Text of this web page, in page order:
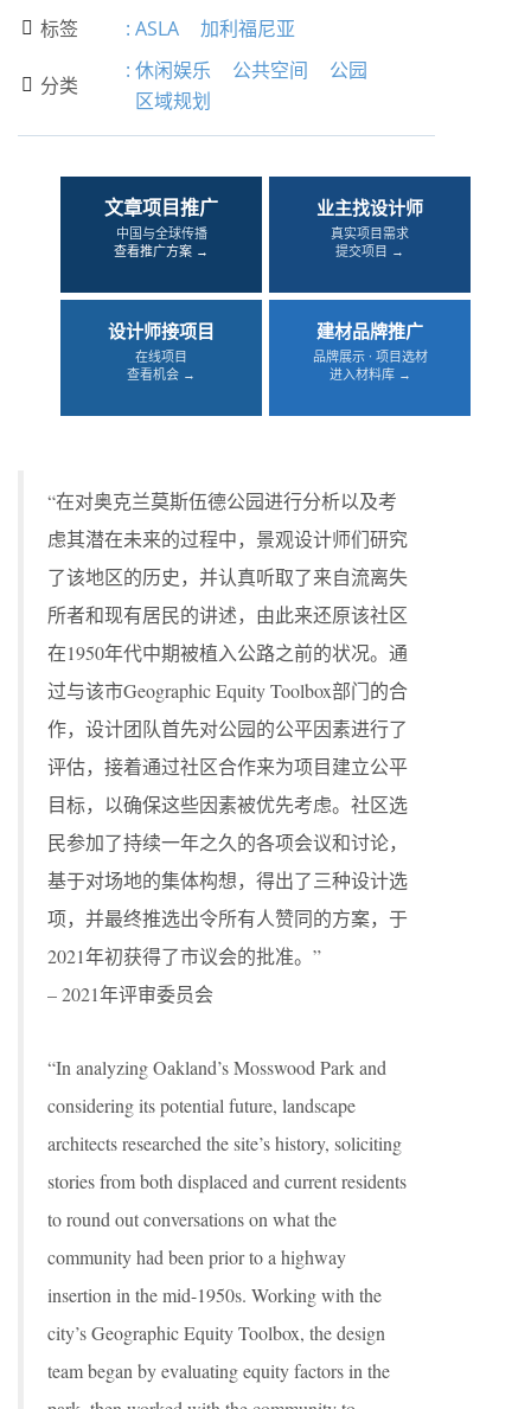
 标签 : ASLA 加利福尼亚
 分类
: 休闲娱乐 公共空间
公园
区域规划
文章项目推广
中国与全球传播
查看推广方案 →
业主找设计师
真实项目需求
提交项目 →
设计师接项目
在线项目
查看机会 →
建材品牌推广
品牌展示 · 项目选材
进入材料库 →
“在对奥克兰莫斯伍德公园进行分析以及考
虑其潜在未来的过程中，景观设计师们研究
了该地区的历史，并认真听取了来自流离失
所者和现有居民的讲述，由此来还原该社区
在1950年代中期被植入公路之前的状况。通
过与该市Geographic Equity Toolbox部门的合
作，设计团队首先对公园的公平因素进行了
评估，接着通过社区合作来为项目建立公平
目标，以确保这些因素被优先考虑。社区选
民参加了持续一年之久的各项会议和讨论，
基于对场地的集体构想，得出了三种设计选
项，并最终推选出令所有人赞同的方案，于
2021年初获得了市议会的批准。”
– 2021年评审委员会
“In analyzing Oakland’s Mosswood Park and
considering its potential future, landscape
architects researched the site’s history, soliciting
stories from both displaced and current residents
to round out conversations on what the
community had been prior to a highway
insertion in the mid-1950s. Working with the
city’s Geographic Equity Toolbox, the design
team began by evaluating equity factors in the